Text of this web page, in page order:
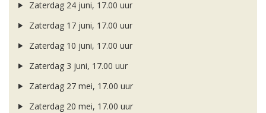
Zaterdag 24 juni, 17.00 uur
Zaterdag 17 juni, 17.00 uur
Zaterdag 10 juni, 17.00 uur
Zaterdag 3 juni, 17.00 uur
Zaterdag 27 mei, 17.00 uur
Zaterdag 20 mei, 17.00 uur